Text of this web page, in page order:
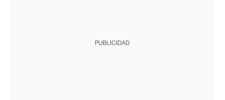
PUBLICIDAD